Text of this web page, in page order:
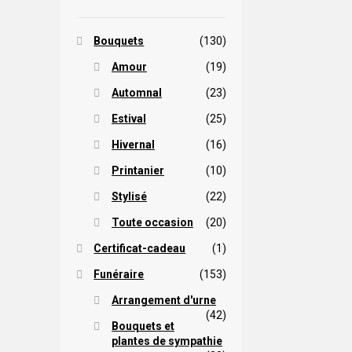
Bouquets (130)
Amour (19)
Automnal (23)
Estival (25)
Hivernal (16)
Printanier (10)
Stylisé (22)
Toute occasion (20)
Certificat-cadeau (1)
Funéraire (153)
Arrangement d'urne
(42)
Bouquets et
plantes de sympathie